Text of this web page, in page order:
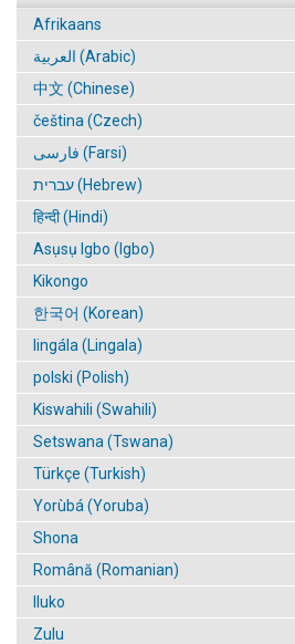
Afrikaans
العربية (Arabic)
中文 (Chinese)
čeština (Czech)
فارسی (Farsi)
עברית (Hebrew)
हिन्दी (Hindi)
Asụsụ Igbo (Igbo)
Kikongo
한국어 (Korean)
lingála (Lingala)
polski (Polish)
Kiswahili (Swahili)
Setswana (Tswana)
Türkçe (Turkish)
Yorùbá (Yoruba)
Shona
Română (Romanian)
Iluko
Zulu